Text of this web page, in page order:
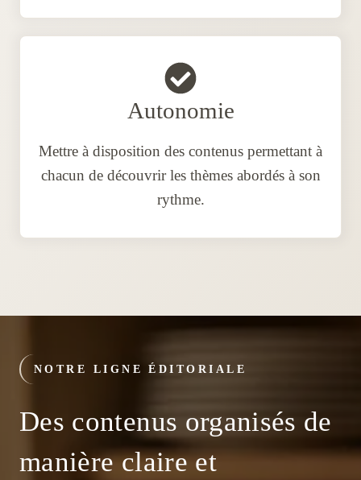
Autonomie
Mettre à disposition des contenus permettant à
chacun de découvrir les thèmes abordés à son
rythme.
NOTRE LIGNE ÉDITORIALE
Des contenus organisés de
manière claire et